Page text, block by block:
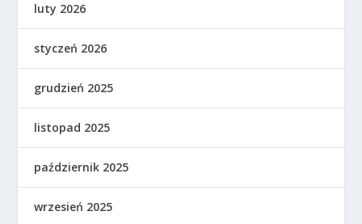
luty 2026
styczeń 2026
grudzień 2025
listopad 2025
październik 2025
wrzesień 2025